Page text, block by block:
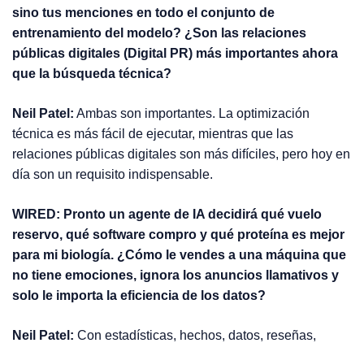
sino tus menciones en todo el conjunto de
entrenamiento del modelo? ¿Son las relaciones
públicas digitales (Digital PR) más importantes ahora
que la búsqueda técnica?
Neil Patel: Ambas son importantes. La optimización
técnica es más fácil de ejecutar, mientras que las
relaciones públicas digitales son más difíciles, pero hoy en
día son un requisito indispensable.
WIRED: Pronto un agente de IA decidirá qué vuelo
reservo, qué software compro y qué proteína es mejor
para mi biología. ¿Cómo le vendes a una máquina que
no tiene emociones, ignora los anuncios llamativos y
solo le importa la eficiencia de los datos?
Neil Patel: Con estadísticas, hechos, datos, reseñas,